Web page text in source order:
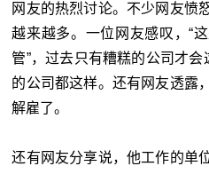
网友的热烈讨论。不少网友愤
越来越多。一位网友感叹，“
管”，过去只有糟糕的公司才会
的公司都这样。还有网友透露
解雇了。
还有网友分享说，他工作的单